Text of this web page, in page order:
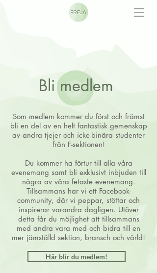
Bli medlem
Som medlem kommer du först och främst
bli en del av en helt fantastisk gemenskap
av andra tjejer och icke-binära studenter
från F-sektionen!
Du kommer ha förtur till alla våra
evenemang samt bli exklusivt inbjuden till
några av våra fetaste evenemang.
Tillsammans har vi ett Facebook-
community, där vi peppar, stöttar och
inspirerar varandra dagligen. Utöver
detta får du möjlighet att tillsammans
med andra vara med och bidra till en
mer jämställd sektion, bransch och värld!
Här blir du medlem!